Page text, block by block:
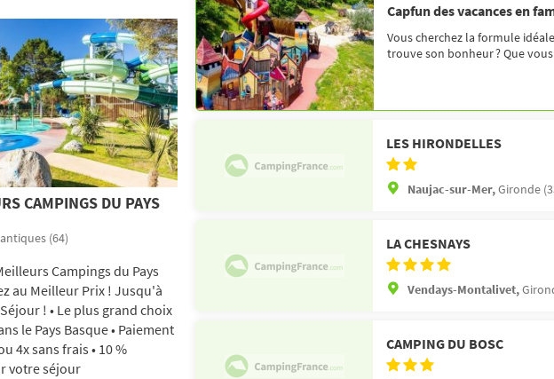
CAMPINGS DU PAYS
(64)
Campings du Pays
au Meilleur Prix ! Jusqu'à
! • Le plus grand choix
le Pays Basque • Paiement
4x sans frais • 10 %
votre séjour
Capfun des vacances en
Vous cherchez la formule
trouve son bonheur ? Que
LES HIRONDELLES
Naujac-sur-Mer,Gironde
LA CHESNAYS
Vendays-Montalivet,
CAMPING DU BOSC